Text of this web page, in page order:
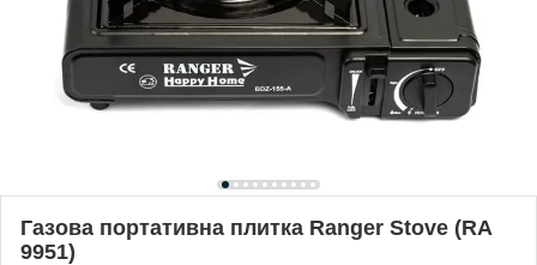
Газова портативна плитка Ranger Stove (RA
9951)